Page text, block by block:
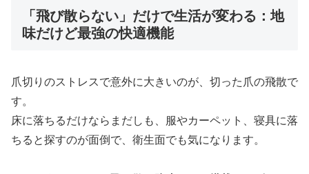
「飛び散らない」だけで生活が変わる：地
味だけど最強の快適機能
爪切りのストレスで意外に大きいのが、切った爪の飛散で
す。
床に落ちるだけならまだしも、服やカーペット、寝具に落
ちると探すのが面倒で、衛生面でも気になります。